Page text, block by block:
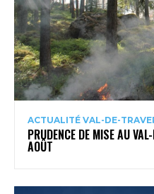
ACTUALITÉ VAL-DE-
PRUDENCE DE MISE AU
AOÛT